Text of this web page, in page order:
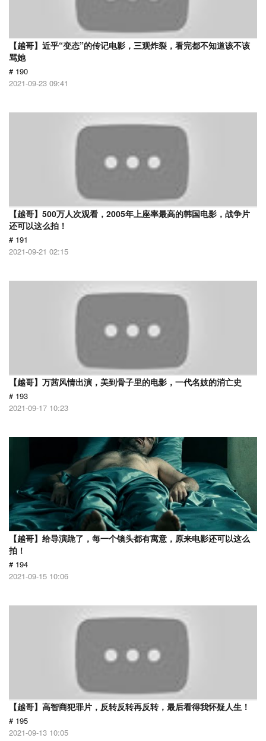
【越哥】近乎“变态”的传记电影，三观炸裂，看完都不知道该不该
骂她
# 190
2021-09-23 09:41
【越哥】500万人次观看，2005年上座率最高的韩国电影，战争片
还可以这么拍！
# 191
2021-09-21 02:15
【越哥】万茜风情出演，美到骨子里的电影，一代名妓的消亡史
# 193
2021-09-17 10:23
【越哥】给导演跪了，每一个镜头都有寓意，原来电影还可以这么
拍！
# 194
2021-09-15 10:06
【越哥】高智商犯罪片，反转反转再反转，最后看得我怀疑人生！
# 195
2021-09-13 10:05